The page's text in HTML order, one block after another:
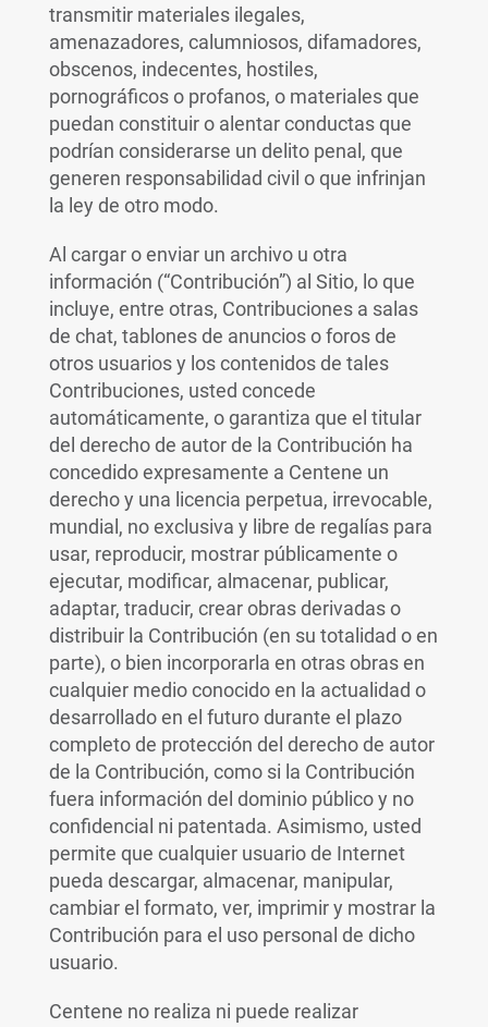
transmitir materiales ilegales,
amenazadores, calumniosos, difamadores,
obscenos, indecentes, hostiles,
pornográficos o profanos, o materiales que
puedan constituir o alentar conductas que
podrían considerarse un delito penal, que
generen responsabilidad civil o que infrinjan
la ley de otro modo.
Al cargar o enviar un archivo u otra
información (“Contribución”) al Sitio, lo que
incluye, entre otras, Contribuciones a salas
de chat, tablones de anuncios o foros de
otros usuarios y los contenidos de tales
Contribuciones, usted concede
automáticamente, o garantiza que el titular
del derecho de autor de la Contribución ha
concedido expresamente a Centene un
derecho y una licencia perpetua, irrevocable,
mundial, no exclusiva y libre de regalías para
usar, reproducir, mostrar públicamente o
ejecutar, modificar, almacenar, publicar,
adaptar, traducir, crear obras derivadas o
distribuir la Contribución (en su totalidad o en
parte), o bien incorporarla en otras obras en
cualquier medio conocido en la actualidad o
desarrollado en el futuro durante el plazo
completo de protección del derecho de autor
de la Contribución, como si la Contribución
fuera información del dominio público y no
confidencial ni patentada. Asimismo, usted
permite que cualquier usuario de Internet
pueda descargar, almacenar, manipular,
cambiar el formato, ver, imprimir y mostrar la
Contribución para el uso personal de dicho
usuario.
Centene no realiza ni puede realizar